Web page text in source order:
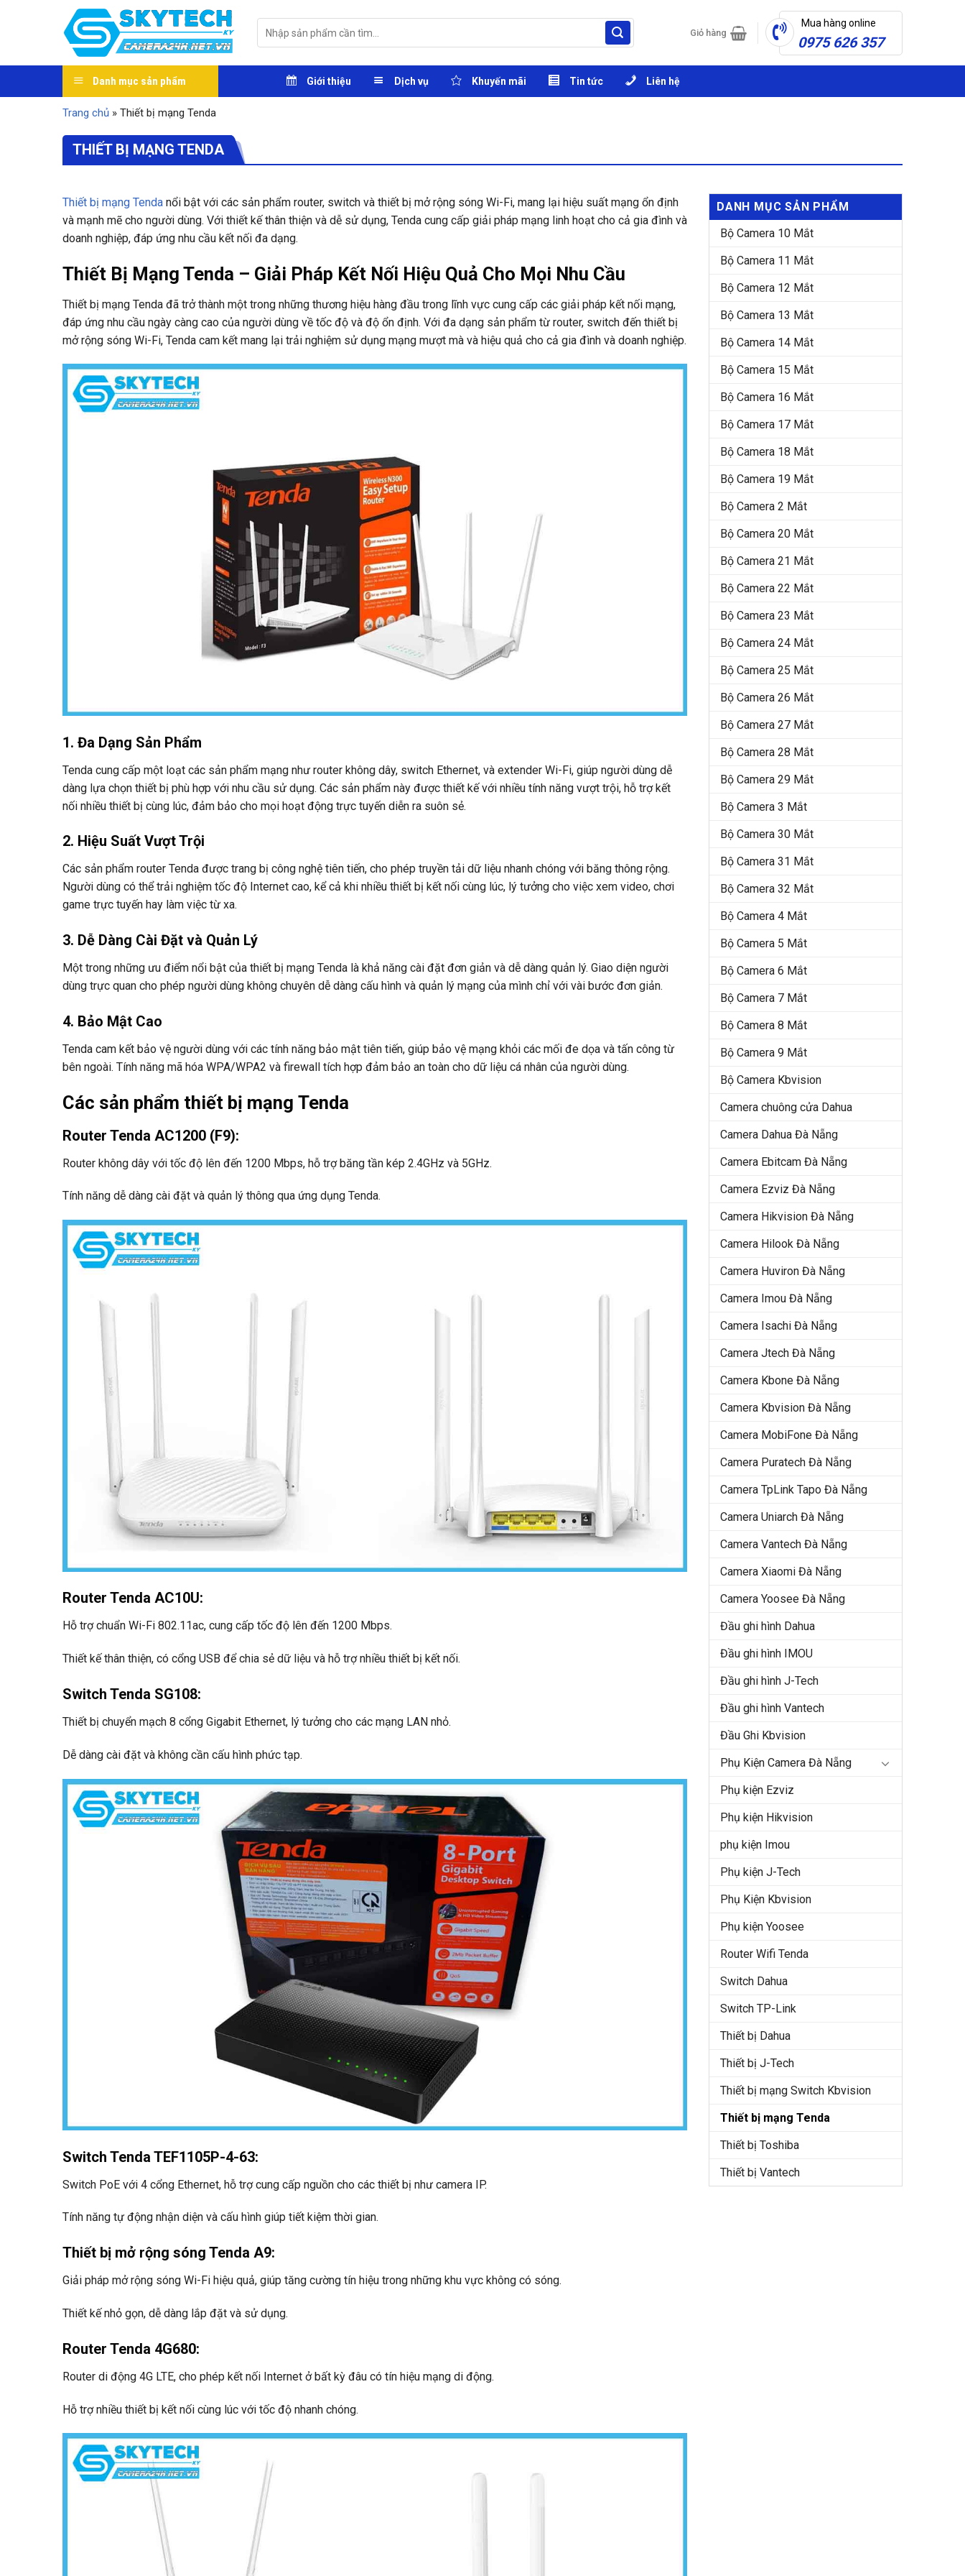
kiếm:
Giỏ hàng
Mua hàng online
0975 626 357
Danh mục sản phẩm Giới thiệu Dịch vụ Khuyến mãi Tin tức Liên hệ
Trang chủ » Thiết bị mạng Tenda
THIẾT BỊ MẠNG TENDA
Thiết bị mạng Tenda nổi bật với các sản phẩm router, switch và thiết bị mở rộng sóng Wi-Fi, mang lại hiệu suất mạng ổn định
và mạnh mẽ cho người dùng. Với thiết kế thân thiện và dễ sử dụng, Tenda cung cấp giải pháp mạng linh hoạt cho cả gia đình và
doanh nghiệp, đáp ứng nhu cầu kết nối đa dạng.
Thiết Bị Mạng Tenda – Giải Pháp Kết Nối Hiệu Quả Cho Mọi Nhu Cầu
Thiết bị mạng Tenda đã trở thành một trong những thương hiệu hàng đầu trong lĩnh vực cung cấp các giải pháp kết nối mạng,
đáp ứng nhu cầu ngày càng cao của người dùng về tốc độ và độ ổn định. Với đa dạng sản phẩm từ router, switch đến thiết bị
mở rộng sóng Wi-Fi, Tenda cam kết mang lại trải nghiệm sử dụng mạng mượt mà và hiệu quả cho cả gia đình và doanh nghiệp.
1. Đa Dạng Sản Phẩm
Tenda cung cấp một loạt các sản phẩm mạng như router không dây, switch Ethernet, và extender Wi-Fi, giúp người dùng dễ
dàng lựa chọn thiết bị phù hợp với nhu cầu sử dụng. Các sản phẩm này được thiết kế với nhiều tính năng vượt trội, hỗ trợ kết
nối nhiều thiết bị cùng lúc, đảm bảo cho mọi hoạt động trực tuyến diễn ra suôn sẻ.
2. Hiệu Suất Vượt Trội
Các sản phẩm router Tenda được trang bị công nghệ tiên tiến, cho phép truyền tải dữ liệu nhanh chóng với băng thông rộng.
Người dùng có thể trải nghiệm tốc độ Internet cao, kể cả khi nhiều thiết bị kết nối cùng lúc, lý tưởng cho việc xem video, chơi
game trực tuyến hay làm việc từ xa.
3. Dễ Dàng Cài Đặt và Quản Lý
Một trong những ưu điểm nổi bật của thiết bị mạng Tenda là khả năng cài đặt đơn giản và dễ dàng quản lý. Giao diện người
dùng trực quan cho phép người dùng không chuyên dễ dàng cấu hình và quản lý mạng của mình chỉ với vài bước đơn giản.
4. Bảo Mật Cao
Tenda cam kết bảo vệ người dùng với các tính năng bảo mật tiên tiến, giúp bảo vệ mạng khỏi các mối đe dọa và tấn công từ
bên ngoài. Tính năng mã hóa WPA/WPA2 và firewall tích hợp đảm bảo an toàn cho dữ liệu cá nhân của người dùng.
Các sản phẩm thiết bị mạng Tenda
Router Tenda AC1200 (F9):
Router không dây với tốc độ lên đến 1200 Mbps, hỗ trợ băng tần kép 2.4GHz và 5GHz.
Tính năng dễ dàng cài đặt và quản lý thông qua ứng dụng Tenda.
Router Tenda AC10U:
Hỗ trợ chuẩn Wi-Fi 802.11ac, cung cấp tốc độ lên đến 1200 Mbps.
Thiết kế thân thiện, có cổng USB để chia sẻ dữ liệu và hỗ trợ nhiều thiết bị kết nối.
Switch Tenda SG108:
Thiết bị chuyển mạch 8 cổng Gigabit Ethernet, lý tưởng cho các mạng LAN nhỏ.
Dễ dàng cài đặt và không cần cấu hình phức tạp.
Switch Tenda TEF1105P-4-63:
Switch PoE với 4 cổng Ethernet, hỗ trợ cung cấp nguồn cho các thiết bị như camera IP.
Tính năng tự động nhận diện và cấu hình giúp tiết kiệm thời gian.
Thiết bị mở rộng sóng Tenda A9:
Giải pháp mở rộng sóng Wi-Fi hiệu quả, giúp tăng cường tín hiệu trong những khu vực không có sóng.
Thiết kế nhỏ gọn, dễ dàng lắp đặt và sử dụng.
Router Tenda 4G680:
Router di động 4G LTE, cho phép kết nối Internet ở bất kỳ đâu có tín hiệu mạng di động.
Hỗ trợ nhiều thiết bị kết nối cùng lúc với tốc độ nhanh chóng.
DANH MỤC SẢN PHẨM
Bộ Camera 10 Mắt
Bộ Camera 11 Mắt
Bộ Camera 12 Mắt
Bộ Camera 13 Mắt
Bộ Camera 14 Mắt
Bộ Camera 15 Mắt
Bộ Camera 16 Mắt
Bộ Camera 17 Mắt
Bộ Camera 18 Mắt
Bộ Camera 19 Mắt
Bộ Camera 2 Mắt
Bộ Camera 20 Mắt
Bộ Camera 21 Mắt
Bộ Camera 22 Mắt
Bộ Camera 23 Mắt
Bộ Camera 24 Mắt
Bộ Camera 25 Mắt
Bộ Camera 26 Mắt
Bộ Camera 27 Mắt
Bộ Camera 28 Mắt
Bộ Camera 29 Mắt
Bộ Camera 3 Mắt
Bộ Camera 30 Mắt
Bộ Camera 31 Mắt
Bộ Camera 32 Mắt
Bộ Camera 4 Mắt
Bộ Camera 5 Mắt
Bộ Camera 6 Mắt
Bộ Camera 7 Mắt
Bộ Camera 8 Mắt
Bộ Camera 9 Mắt
Bộ Camera Kbvision
Camera chuông cửa Dahua
Camera Dahua Đà Nẵng
Camera Ebitcam Đà Nẵng
Camera Ezviz Đà Nẵng
Camera Hikvision Đà Nẵng
Camera Hilook Đà Nẵng
Camera Huviron Đà Nẵng
Camera Imou Đà Nẵng
Camera Isachi Đà Nẵng
Camera Jtech Đà Nẵng
Camera Kbone Đà Nẵng
Camera Kbvision Đà Nẵng
Camera MobiFone Đà Nẵng
Camera Puratech Đà Nẵng
Camera TpLink Tapo Đà Nẵng
Camera Uniarch Đà Nẵng
Camera Vantech Đà Nẵng
Camera Xiaomi Đà Nẵng
Camera Yoosee Đà Nẵng
Đầu ghi hình Dahua
Đầu ghi hình IMOU
Đầu ghi hình J-Tech
Đầu ghi hình Vantech
Đầu Ghi Kbvision
Phụ Kiện Camera Đà Nẵng
Phụ kiện Ezviz
Phụ kiện Hikvision
phụ kiện Imou
Phụ kiện J-Tech
Phụ Kiện Kbvision
Phụ kiện Yoosee
Router Wifi Tenda
Switch Dahua
Switch TP-Link
Thiết bị Dahua
Thiết bị J-Tech
Thiết bị mạng Switch Kbvision
Thiết bị mạng Tenda
Thiết bị Toshiba
Thiết bị Vantech